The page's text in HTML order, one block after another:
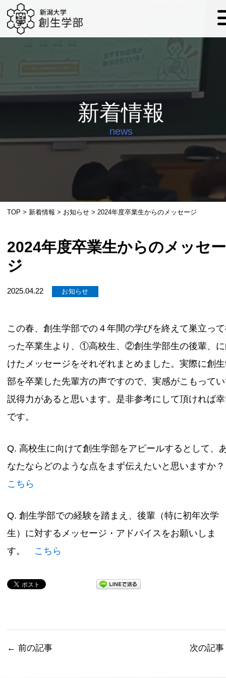
新着情報
news
TOP > 新着情報 > お知らせ >2024年度卒業生からのメッセージ
2024年度卒業生からのメッセー
ジ
2025.04.22 お知らせ
この春、創生学部での４年間の学びを終えて巣立っ
った卒業生より、①高校生、②創生学部生の後輩、
けたメッセージをそれぞれまとめました。実際に創
部を卒業した先輩方の声ですので、実感がこもって
説得力があると思います。是非参考にして頂ければ
です。
Q. 高校生に向けて創生学部をアピールするとして、
なたならどのような点をまず伝えたいと思います
こちら
Q. 創生学部での経験を踏まえ、後輩（特に初年次学
生）に対するメッセージ・アドバイスをお願いしま
す。 こちら
← 前の記事 次の記事